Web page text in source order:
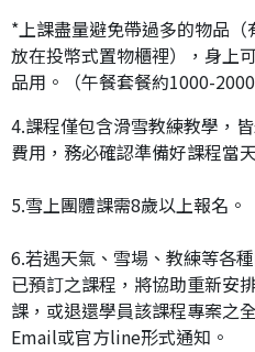
*上課盡量避免帶過多的物品
放在投幣式置物櫃裡），身上
品用。（午餐套餐約1000-
4.課程僅包含滑雪教練教學，
費用，務必確認準備好課程當
5.雪上團體課需8歲以上報名。
6.若遇天氣、雪場、教練等各
已預訂之課程，將協助重新安
課，或退還學員該課程專案之
Email或官方line形式通知。